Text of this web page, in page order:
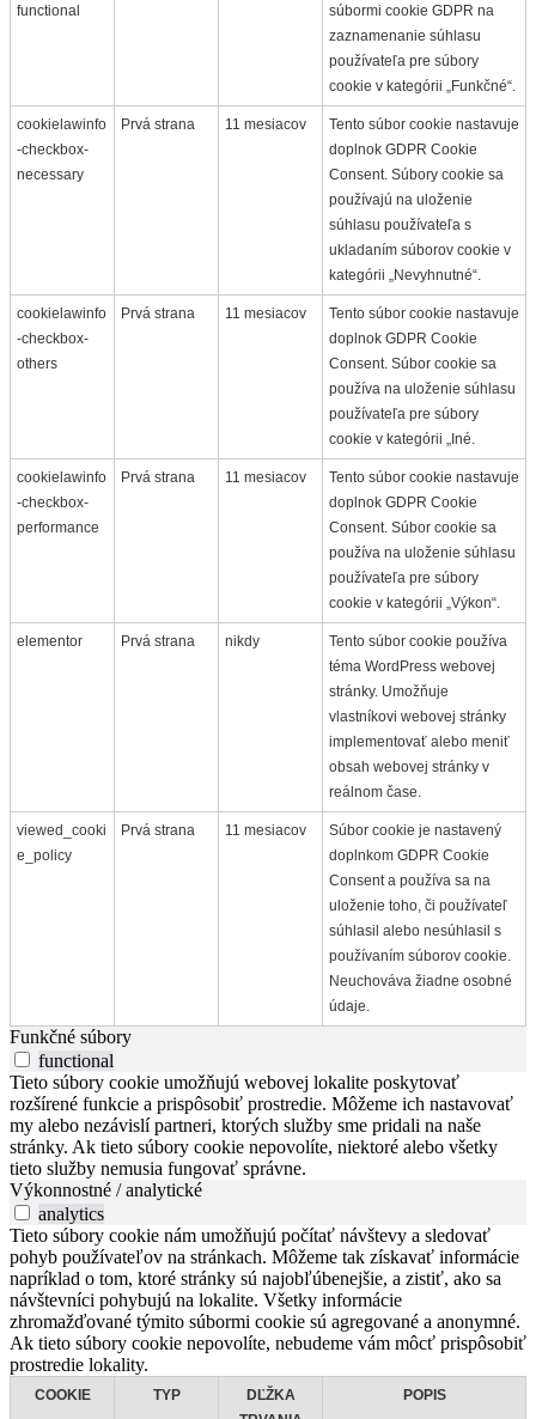
functional
súbormi cookie GDPR na
zaznamenanie súhlasu
používateľa pre súbory
cookie v kategórii „Funkčné“.
cookielawinfo
-checkbox-
necessary
Prvá strana 11 mesiacov
Tento súbor cookie nastavuje
doplnok GDPR Cookie
Consent. Súbory cookie sa
používajú na uloženie
súhlasu používateľa s
ukladaním súborov cookie v
kategórii „Nevyhnutné“.
cookielawinfo
-checkbox-
others
Prvá strana 11 mesiacov
Tento súbor cookie nastavuje
doplnok GDPR Cookie
Consent. Súbor cookie sa
používa na uloženie súhlasu
používateľa pre súbory
cookie v kategórii „Iné.
cookielawinfo
-checkbox-
performance
Prvá strana 11 mesiacov
Tento súbor cookie nastavuje
doplnok GDPR Cookie
Consent. Súbor cookie sa
používa na uloženie súhlasu
používateľa pre súbory
cookie v kategórii „Výkon“.
elementor Prvá strana nikdy
Tento súbor cookie používa
téma WordPress webovej
stránky. Umožňuje
vlastníkovi webovej stránky
implementovať alebo meniť
obsah webovej stránky v
reálnom čase.
viewed_cooki
e_policy
Prvá strana 11 mesiacov
Súbor cookie je nastavený
doplnkom GDPR Cookie
Consent a používa sa na
uloženie toho, či používateľ
súhlasil alebo nesúhlasil s
používaním súborov cookie.
Neuchováva žiadne osobné
údaje.
Funkčné súbory
functional
Tieto súbory cookie umožňujú webovej lokalite poskytovať
rozšírené funkcie a prispôsobiť prostredie. Môžeme ich nastavovať
my alebo nezávislí partneri, ktorých služby sme pridali na naše
stránky. Ak tieto súbory cookie nepovolíte, niektoré alebo všetky
tieto služby nemusia fungovať správne.
Výkonnostné / analytické
analytics
Tieto súbory cookie nám umožňujú počítať návštevy a sledovať
pohyb používateľov na stránkach. Môžeme tak získavať informácie
napríklad o tom, ktoré stránky sú najobľúbenejšie, a zistiť, ako sa
návštevníci pohybujú na lokalite. Všetky informácie
zhromažďované týmito súbormi cookie sú agregované a anonymné.
Ak tieto súbory cookie nepovolíte, nebudeme vám môcť prispôsobiť
prostredie lokality.
COOKIE TYP
DĽŽKA
POPIS